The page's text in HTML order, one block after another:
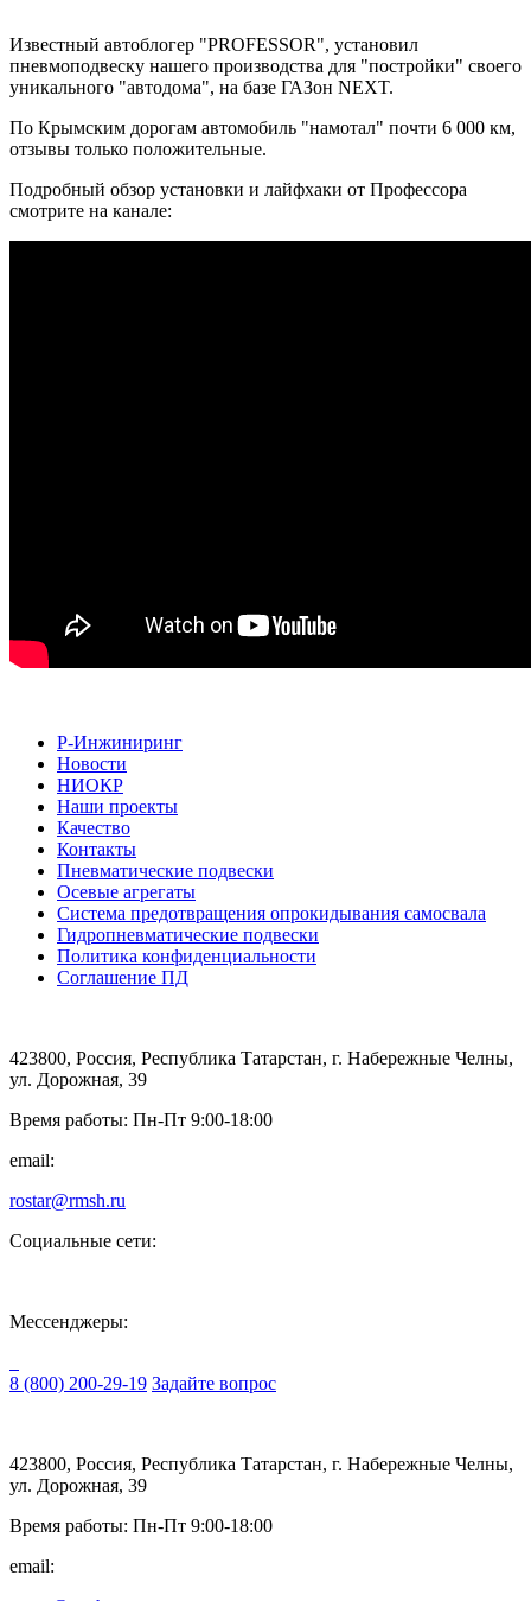
Известный автоблогер "PROFESSOR", установил
пневмоподвеску нашего производства для "постройки" своего
уникального "автодома", на базе ГАЗон NEXT.
По Крымским дорогам автомобиль "намотал" почти 6 000 км,
отзывы только положительные.
Подробный обзор установки и лайфхаки от Профессора
смотрите на канале:
Р-Инжиниринг
Новости
НИОКР
Наши проекты
Качество
Контакты
Пневматические подвески
Осевые агрегаты
Система предотвращения опрокидывания самосвала
Гидропневматические подвески
Политика конфиденциальности
Соглашение ПД
423800, Россия, Республика Татарстан, г. Набережные Челны,
ул. Дорожная, 39
Время работы: Пн-Пт 9:00-18:00
email:
rostar@rmsh.ru
Социальные сети:
Мессенджеры:
8 (800) 200-29-19 Задайте вопрос
423800, Россия, Республика Татарстан, г. Набережные Челны,
ул. Дорожная, 39
Время работы: Пн-Пт 9:00-18:00
email: